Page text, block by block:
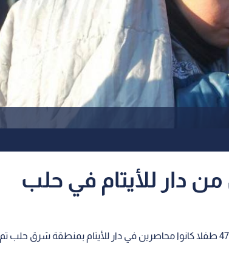
دار للأيتام في حلب
قالت منظمة الأمم المتحدة للطفولة (يونيسيف)، إن 47 طفلا كانوا محاصرين في دار للأيتام بمنطقة شرق حلب تم